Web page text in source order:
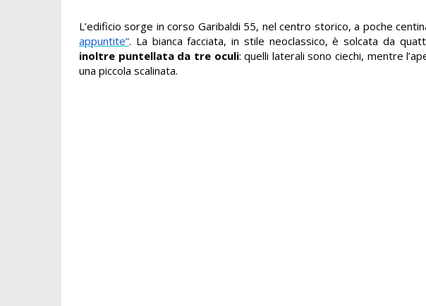
L’edificio sorge in corso Garibaldi 55, nel centro storico, a poche
appuntite”. La bianca facciata, in stile neoclassico, è solcata da
inoltre puntellata da tre oculi: quelli laterali sono ciechi, mentre
una piccola scalinata.